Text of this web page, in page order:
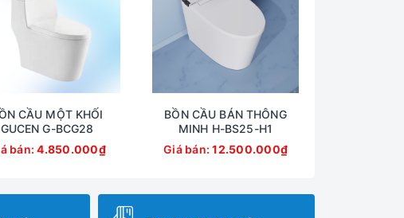
CẦU MỘT KHỐI
GUCEN G-BCG28
bán:4.850.000₫
BỒN CẦU BÁN THÔNG
MINH H-BS25-H1
Giá bán:12.500.000₫